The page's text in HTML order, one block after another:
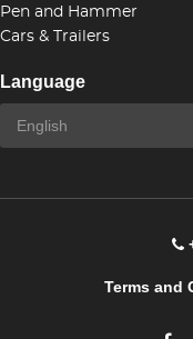
Pen and Hammer
Cars & Trailers
Language
Terms and